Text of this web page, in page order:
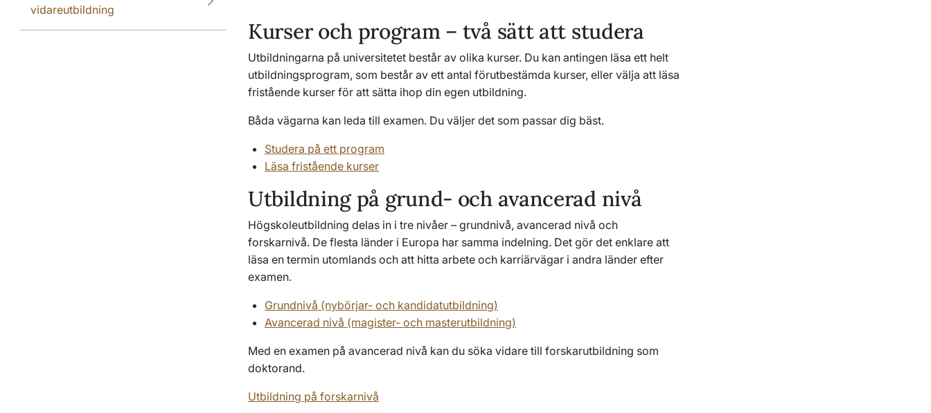
vidareutbildning
Kurser och program – två sätt att studera
Utbildningarna på universitetet består av olika kurser. Du kan antingen läsa ett helt
utbildningsprogram, som består av ett antal förutbestämda kurser, eller välja att läsa
fristående kurser för att sätta ihop din egen utbildning.
Båda vägarna kan leda till examen. Du väljer det som passar dig bäst.
Studera på ett program
Läsa fristående kurser
Utbildning på grund- och avancerad nivå
Högskoleutbildning delas in i tre nivåer – grundnivå, avancerad nivå och
forskarnivå. De flesta länder i Europa har samma indelning. Det gör det enklare att
läsa en termin utomlands och att hitta arbete och karriärvägar i andra länder efter
examen.
Grundnivå (nybörjar- och kandidatutbildning)
Avancerad nivå (magister- och masterutbildning)
Med en examen på avancerad nivå kan du söka vidare till forskarutbildning som
doktorand.
Utbildning på forskarnivå